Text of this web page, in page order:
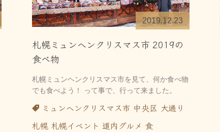
2019.12.23
札幌ミュンヘンクリスマス市 2019の
食べ物
札幌ミュンヘンクリスマス市を見て、何か食べ物
でも食べよう！ って事で、行って来ました。
ミュンヘンクリスマス市 中央区 大通り
札幌 札幌イベント 道内グルメ 食